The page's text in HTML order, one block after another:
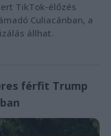
TikTok-élőzés
Culiacánban, a
állhat.
férfit Trump